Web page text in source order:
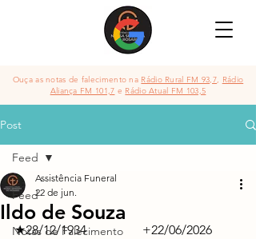
Ouça as notas de falecimento na Rádio Rural FM 93,7, Rádio
Aliança FM 101,7 e Rádio Atual FM 103,5
Post
Feed
Notas de Falecimento
Feed
Ildo de Souza
Assistência Funeral
22 de jun.
★28/12/1934               	+22/06/2026